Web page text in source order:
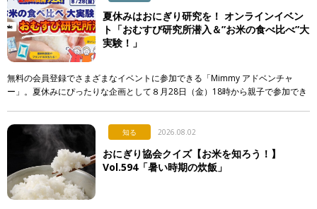
夏休みはおにぎり研究を！ オンラインイベン
ト「おむすび研究所潜入＆”お米の食べ比べ”大
実験！」
無料の会員登録でさまざまなイベントに参加できる「Mimmy アドベンチャ
ー」。夏休みにぴったりな企画として８月28日（金）18時から親子で参加でき
知る 2026.08.02
おにぎり協会クイズ【お米を知ろう！】
Vol.594「暑い時期の炊飯」